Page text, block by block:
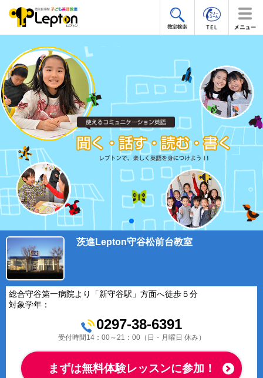
茨進Lepton守谷松前台教室
総合守谷第一病院より「新守谷駅」方面へ徒歩５分
対象学年：
0297-38-6391
受付時間14：00～21：00（日・月曜日 休み）
まずは無料体験レッスンに参加！